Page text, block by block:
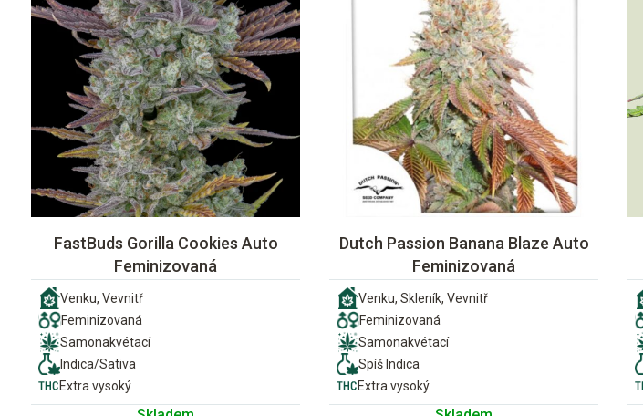
FastBuds Gorilla Cookies Auto
Feminizovaná
Venku, Vevnitř
Feminizovaná
Samonakvétací
Indica/Sativa
Extra vysoký
Dutch Passion Banana Blaze Auto
Feminizovaná
Venku, Skleník, Vevnitř
Feminizovaná
Samonakvétací
Spíš Indica
Extra vysoký